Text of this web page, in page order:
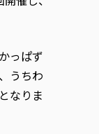
程
程
専攻 修士課程
イト（キャリタス
育研究年報一覧
ド解消に向けた産
践
っぱず
うちわ
なりま